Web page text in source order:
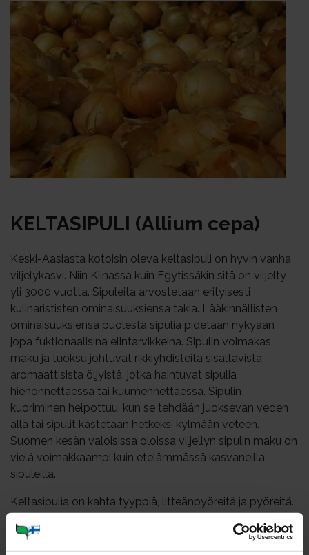
KEL­TA­SI­PU­LI (Al­lium ce­pa)
Keski-Aasiasta kotoisin oleva keltasipuli on hyvin vanha
viljelykasvi. Niin Kiinassa kuin Egytissäkin sitä on viljelty
yli 3000 vuotta. Sipuleita arvostetaan erityisesti
kulinarististen ominaisuuksiensa takia. Lääkinnällisten
ominaisuuksiensa puolesta sipulia pidetään nykyään
jopa fuktionaalisina elintarvikkeina. Sipulin voimakas
maku ja tuoksu johtuvat rikkiyhdisteitä sisältävistä
aromaattisista öljyistä, jotka haihtuvat sipulia
hienonnettaessa tai kuumennettaessa. Sipulin
kuoriminen helpottuu, kun se tehdään juoksevan veden
alla tai sipulit kastetaan hetkeksi kylmään veteen.
Suomen kesän valoisissa oloissa viljellyn sipulin maku on
vielä voimakkaampi kuin etelämmässä kasvaneilla
sipuleilla.
Keltasipulia on kahta tyyppiä, litteänpyöreitä ja pyöreitä.
sekä raaka-aineena että mausteena. Raaka-aineeksi se
sopii kala-, liha- ja vihannesruokiin. Haudutetut